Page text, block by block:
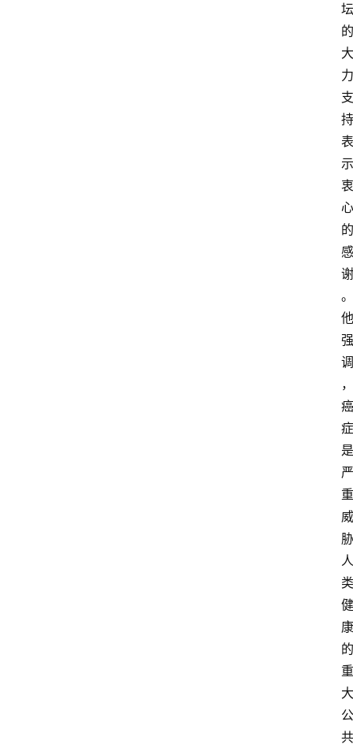
坛
的
大
力
支
持
表
示
衷
心
的
感
谢
。
他
强
调
，
癌
症
是
严
重
威
胁
人
类
健
康
的
重
大
公
共